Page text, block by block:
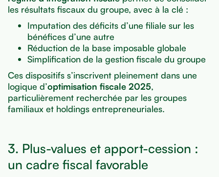
les résultats fiscaux du groupe, avec à la clé :
Imputation des déficits d’une filiale sur les
bénéfices d’une autre
Réduction de la base imposable globale
Simplification de la gestion fiscale du groupe
Ces dispositifs s’inscrivent pleinement dans une
logique d’optimisation fiscale 2025,
particulièrement recherchée par les groupes
familiaux et holdings entrepreneuriales.
3. Plus-values et apport-cession :
un cadre fiscal favorable